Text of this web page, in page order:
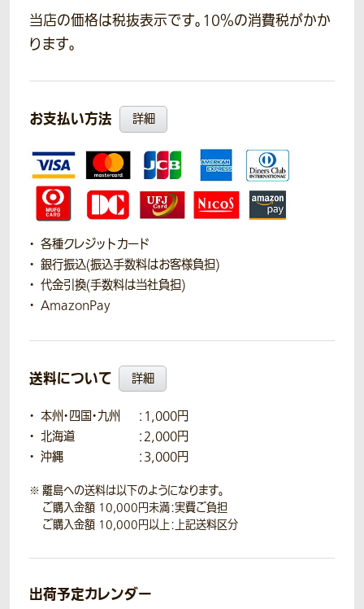
当店の価格は税抜表示です。10％の消費税がかか
ります。
お支払い方法 詳細
各種クレジットカード
銀行振込(振込手数料はお客様負担)
代金引換(手数料は当社負担)
AmazonPay
送料について 詳細
本州・四国・九州
：1,000円
北海道
：2,000円
沖縄
：3,000円
離島への送料は以下のようになります。
ご購入金額 10,000円未満：実費ご負担
ご購入金額 10,000円以上：上記送料区分
出荷予定カレンダー